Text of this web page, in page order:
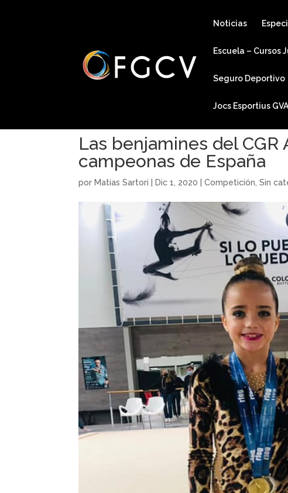
Noticias
Escuela – Cursos
Seguro Deportivo
Jocs Esportius
Las benjamines del
campeonas de España
por Matias Sartori Dic 1, 2020 |Competición ,Sin